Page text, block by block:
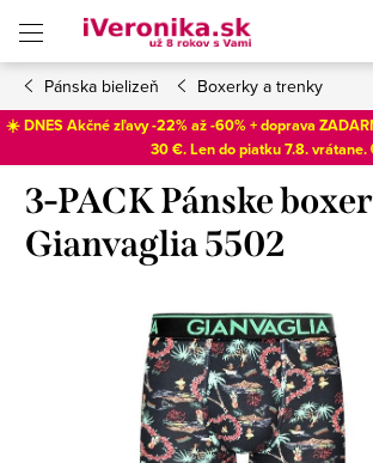
obsah
Pánska bielizeň Boxerky a trenky
☀️ DNES Akčné zľavy -22% až -60% + doprava
30 €. Len dopiatku 7.8.
3-PACK Pánske
Gianvaglia 5502